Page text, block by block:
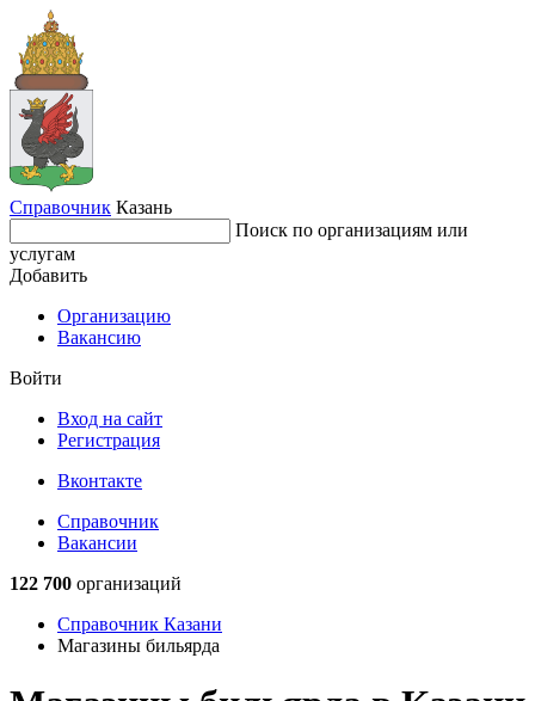
Справочник Казань
Поиск по организациям или
услугам
Добавить
Организацию
Вакансию
Войти
Вход на сайт
Регистрация
Вконтакте
Справочник
Вакансии
122 700 организаций
Справочник Казани
Магазины бильярда